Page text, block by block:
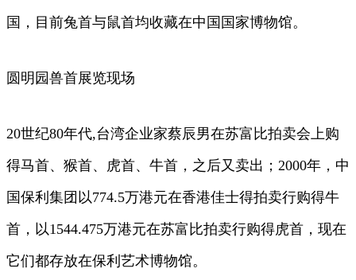
国，目前兔首与鼠首均收藏在中国国家博物馆。
圆明园兽首展览现场
20世纪80年代,台湾企业家蔡辰男在苏富比拍卖会上购
得马首、猴首、虎首、牛首，之后又卖出；2000年，中
国保利集团以774.5万港元在香港佳士得拍卖行购得牛
首，以1544.475万港元在苏富比拍卖行购得虎首，现在
它们都存放在保利艺术博物馆。